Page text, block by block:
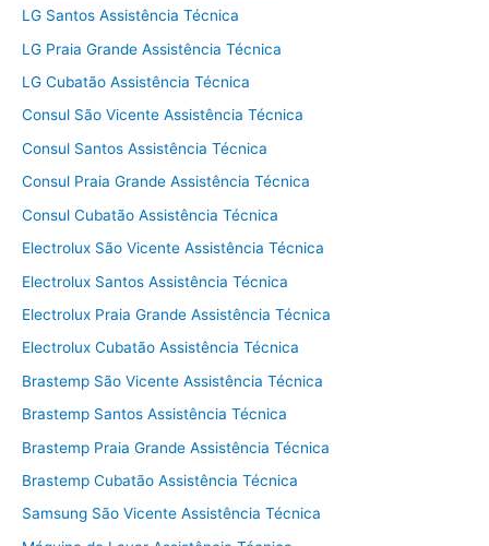
LG Santos Assistência Técnica
LG Praia Grande Assistência Técnica
LG Cubatão Assistência Técnica
Consul São Vicente Assistência Técnica
Consul Santos Assistência Técnica
Consul Praia Grande Assistência Técnica
Consul Cubatão Assistência Técnica
Electrolux São Vicente Assistência Técnica
Electrolux Santos Assistência Técnica
Electrolux Praia Grande Assistência Técnica
Electrolux Cubatão Assistência Técnica
Brastemp São Vicente Assistência Técnica
Brastemp Santos Assistência Técnica
Brastemp Praia Grande Assistência Técnica
Brastemp Cubatão Assistência Técnica
Samsung São Vicente Assistência Técnica